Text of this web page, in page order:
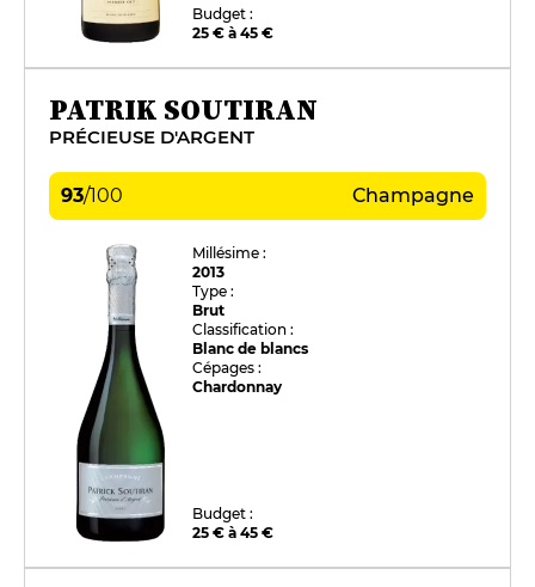
Budget :
25 € à 45 €
PATRIK SOUTIRAN
PRÉCIEUSE D'ARGENT
93/100 Champagne
Millésime :
2013
Type :
Brut
Classification :
Blanc de blancs
Cépages :
Chardonnay
Budget :
25 € à 45 €